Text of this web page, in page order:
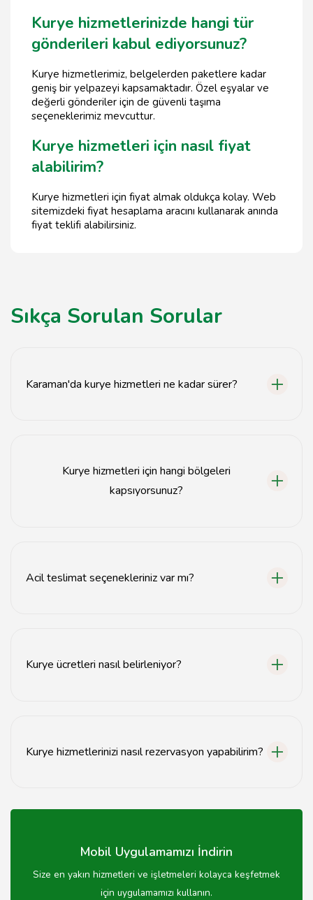
Kurye hizmetlerinizde hangi tür
gönderileri kabul ediyorsunuz?
Kurye hizmetlerimiz, belgelerden paketlere kadar
geniş bir yelpazeyi kapsamaktadır. Özel eşyalar ve
değerli gönderiler için de güvenli taşıma
seçeneklerimiz mevcuttur.
Kurye hizmetleri için nasıl fiyat
alabilirim?
Kurye hizmetleri için fiyat almak oldukça kolay. Web
sitemizdeki fiyat hesaplama aracını kullanarak anında
fiyat teklifi alabilirsiniz.
Sıkça Sorulan Sorular
Karaman'da kurye hizmetleri ne kadar sürer?
Kurye hizmetleri için hangi bölgeleri
kapsıyorsunuz?
Acil teslimat seçenekleriniz var mı?
Kurye ücretleri nasıl belirleniyor?
Kurye hizmetlerinizi nasıl rezervasyon yapabilirim?
rezervasyon yaparak kolayca talep edebilirsiniz.
Mobil Uygulamamızı İndirin
Size en yakın hizmetleri ve işletmeleri kolayca keşfetmek
için uygulamamızı kullanın.